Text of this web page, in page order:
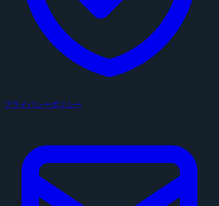
プライバシーポリシー